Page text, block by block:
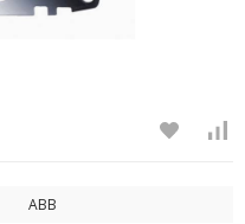
ABB